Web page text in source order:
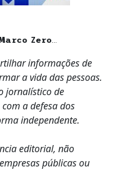
Zero…
informações de
a vida das pessoas.
jornalístico de
a defesa dos
independente.
editorial, não
públicas ou